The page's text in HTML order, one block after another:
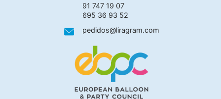
91 747 19 07
695 36 93 52
pedidos@liragram.com